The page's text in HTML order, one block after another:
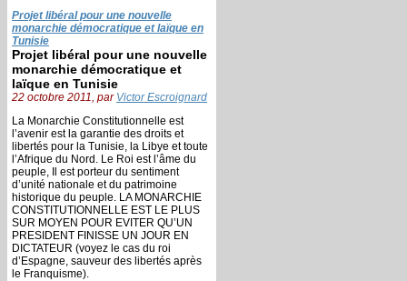
Projet libéral pour une nouvelle
monarchie démocratique et laïque en
Tunisie
Projet libéral pour une nouvelle
monarchie démocratique et
laïque en Tunisie
22 octobre 2011, par Victor Escroignard
La Monarchie Constitutionnelle est
l’avenir est la garantie des droits et
libertés pour la Tunisie, la Libye et toute
l’Afrique du Nord. Le Roi est l’âme du
peuple, Il est porteur du sentiment
d’unité nationale et du patrimoine
historique du peuple. LA MONARCHIE
CONSTITUTIONNELLE EST LE PLUS
SUR MOYEN POUR EVITER QU’UN
PRESIDENT FINISSE UN JOUR EN
DICTATEUR (voyez le cas du roi
d’Espagne, sauveur des libertés après
le Franquisme).